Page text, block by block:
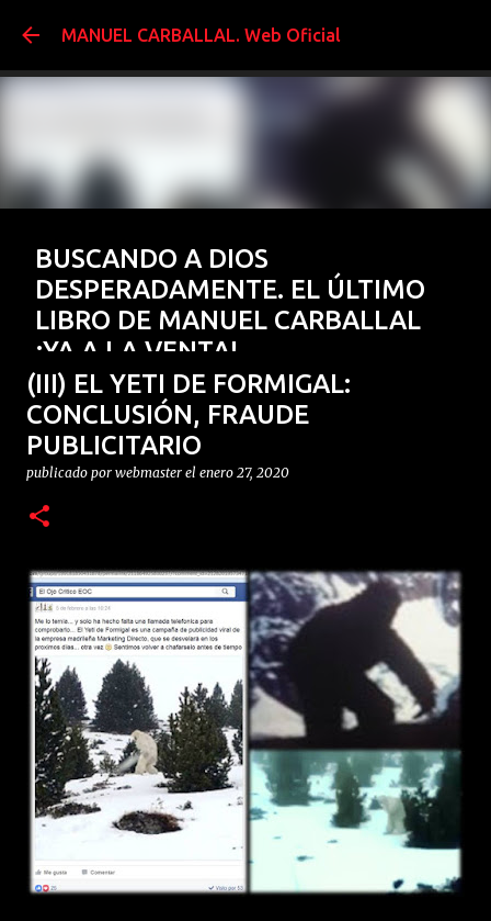
Ir al contenido
MANUEL CARBALLAL. Web Oficial
El Último libro de Manuel Carballal ¡¡YA A LA VENTA!!
BUSCANDO A DIOS
DESPERADAMENTE. EL ÚLTIMO
LIBRO DE MANUEL CARBALLAL
¡YA A LA VENTA!
publicado porwebmaster el enero 15, 2026
BUSCANDO A DIOS DESESPERADAMENTE FENÓMENOS MÍSTICOS
GERMÁN DE ARGUMOSA
0
(III) EL YETI DE FORMIGAL:
CONCLUSIÓN, FRAUDE
PUBLICITARIO
publicado por webmaster el enero 27, 2020